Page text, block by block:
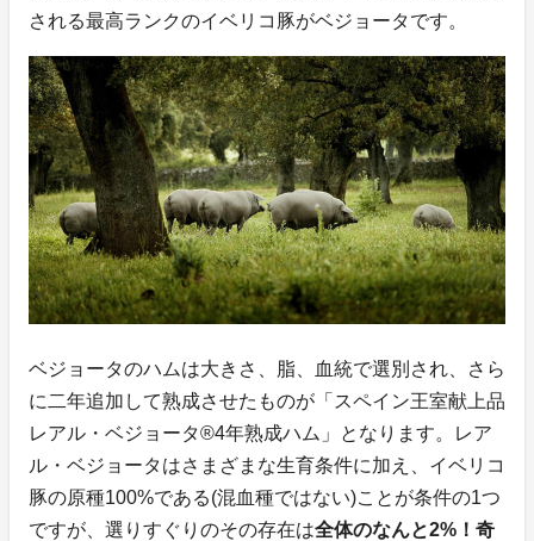
される最高ランクのイベリコ豚がベジョータです。
ベジョータのハムは大きさ、脂、血統で選別され、さら
に二年追加して熟成させたものが「スペイン王室献上品
レアル・ベジョータ®4年熟成ハム」となります。レア
ル・ベジョータはさまざまな生育条件に加え、イベリコ
豚の原種100%である(混血種ではない)ことが条件の1つ
ですが、選りすぐりのその存在は全体のなんと2%！奇